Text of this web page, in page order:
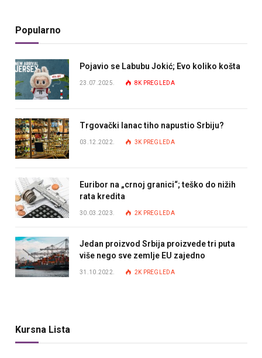
Popularno
Pojavio se Labubu Jokić; Evo koliko košta
23.07.2025. 8K PREGLEDA
Trgovački lanac tiho napustio Srbiju?
03.12.2022. 3K PREGLEDA
Euribor na „crnoj granici“; teško do nižih
rata kredita
30.03.2023. 2K PREGLEDA
Jedan proizvod Srbija proizvede tri puta
više nego sve zemlje EU zajedno
31.10.2022. 2K PREGLEDA
Kursna Lista